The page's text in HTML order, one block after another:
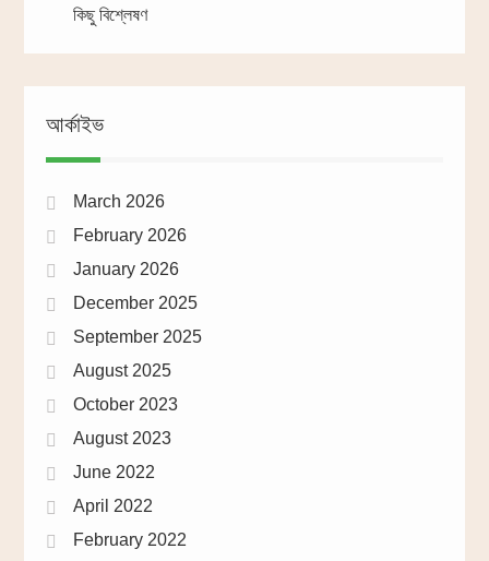
কিছু বিশ্লেষণ
আর্কাইভ
March 2026
February 2026
January 2026
December 2025
September 2025
August 2025
October 2023
August 2023
June 2022
April 2022
February 2022